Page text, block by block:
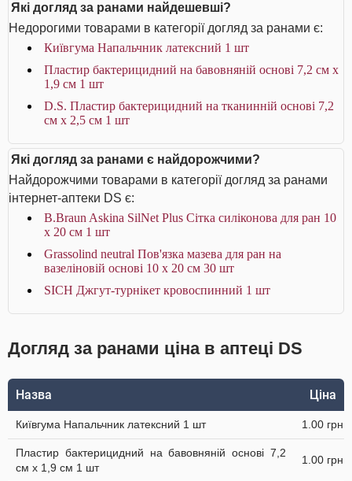
Які догляд за ранами найдешевші?
Недорогими товарами в категорії догляд за ранами є:
Київгума Напальчник латексний 1 шт
Пластир бактерицидний на бавовняній основі 7,2 см х
1,9 см 1 шт
D.S. Пластир бактерицидний на тканинній основі 7,2
см х 2,5 см 1 шт
Які догляд за ранами є найдорожчими?
Найдорожчими товарами в категорії догляд за ранами
інтернет-аптеки DS є:
B.Braun Askina SilNet Plus Сітка силіконова для ран 10
x 20 см 1 шт
Grassolind neutral Пов'язка мазева для ран на
вазеліновій основі 10 х 20 см 30 шт
SICH Джгут-турнікет кровоспинний 1 шт
Догляд за ранами ціна в аптеці DS
Назва Ціна
Київгума Напальчник латексний 1 шт 1.00 грн
Пластир бактерицидний на бавовняній основі 7,2
см х 1,9 см 1 шт
1.00 грн